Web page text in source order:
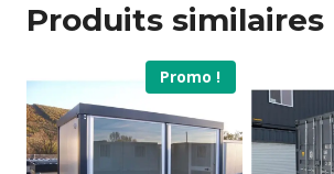
Produits similaires
Promo !